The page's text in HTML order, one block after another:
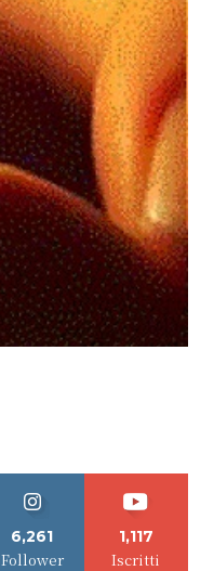
6,261
Follower
1,117
Iscritti